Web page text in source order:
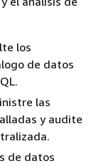
los
de datos
las
y audite
de datos